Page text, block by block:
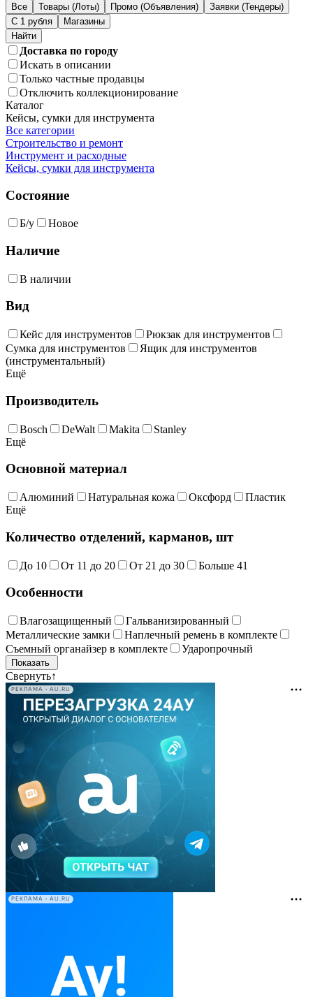
Все Товары (Лоты) Промо (Объявления)
Заявки (Тендеры)
С 1 рубля
Магазины
Доставка по городу
Искать в описании
Только частные продавцы
Отключить коллекционирование
Каталог
Кейсы, сумки для инструмента
Все категории
Строительство и ремонт
Инструмент и расходные
Кейсы, сумки для инструмента
Состояние
Б/у Новое
Наличие
В наличии
Вид
Кейс для инструментов
Рюкзак для инструментов
Сумка для инструментов
Ящик для инструментов
(инструментальный)
Ещё
Производитель
Bosch DeWalt Makita
Stanley
Ещё
Основной материал
Алюминий Натуральная кожа Оксфорд
Пластик
Ещё
Количество отделений, карманов, шт
До 10 От 11 до 20 От 21 до 30 Больше 41
Особенности
Влагозащищенный
Гальванизированный
Металлические замки
Наплечный ремень в комплекте
Съемный органайзер в комплекте
Ударопрочный
Свернуть↑
РЕКЛАМА • AU.RU
РЕКЛАМА • AU.RU